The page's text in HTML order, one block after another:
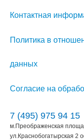
Контактная
Политика в
данных
Согласие на
7 (495) 975 94 15
м.Преображенская
ул.Краснобогатырская 2